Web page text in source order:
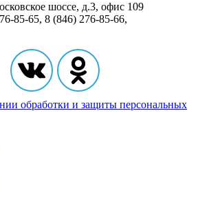
шоссе, д.3, офис 109
85-65, 8 (846) 276-85-66,
обработки и защиты персональных